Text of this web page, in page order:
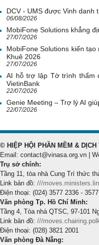
DCV - UMS được Vinh danh
06/08/2026
MobiFone Solutions khẳng
27/07/2026
MobiFone Solutions kiến
Khuê 2026
27/07/2026
AI hỗ trợ lập Tờ trình thẩm
VietinBank
22/07/2026
Genie Meeting – Trợ lý AI
22/07/2026
© HIỆP HỘI PHẦN MỀM &
Email: contact@vinasa.org.vn |
Trụ sở chính:
Tầng 11, tòa nhà Cung Trí thức
Link bản đồ: ///
Điện thoại: (024) 3577 2336 -
Văn phòng Tp. Hồ Chí Minh:
Tầng 4, Tòa nhà QTSC, 97-101
Link bản đồ: ///
Điện thoại: (028) 3821 2001
Văn phòng Đà Nẵng: